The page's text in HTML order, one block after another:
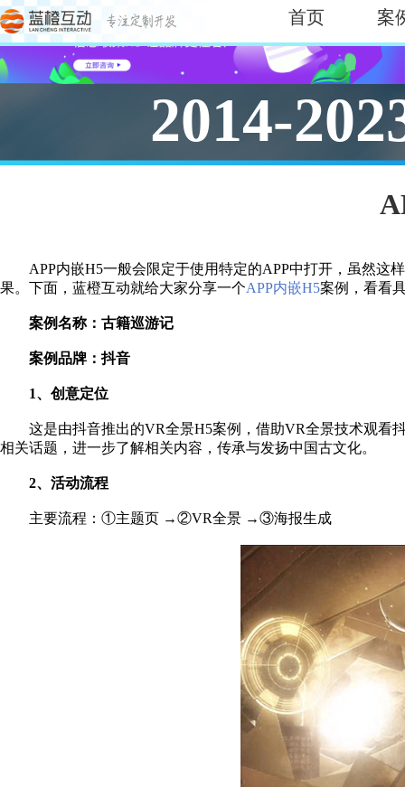
首页 案
2014-
APP内嵌H5一般会限定于使用特定的APP中打开，虽然
果。下面，蓝橙互动就给大家分享一个APP内嵌H5案例，看看
案例名称：古籍巡游记
案例品牌：抖音
1、创意定位
这是由抖音推出的VR全景H5案例，借助VR全景技术观看
相关话题，进一步了解相关内容，传承与发扬中国古文化。
2、活动流程
主要流程： ①主题页 →②VR全景 →③海报生成